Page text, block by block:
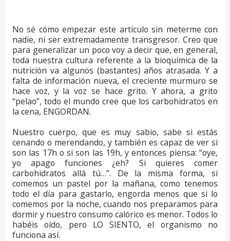
No sé cómo empezar este artículo sin meterme con
nadie, ni ser extremadamente transgresor. Creo que
para generalizar un poco voy a decir que, en general,
toda nuestra cultura referente a la bioquímica de la
nutrición va algunos (bastantes) años atrasada. Y a
falta de información nueva, el creciente murmuro se
hace voz, y la voz se hace grito. Y ahora, a grito
“pelao”, todo el mundo cree que los carbohidratos en
la cena, ENGORDAN.
Nuestro cuerpo, que es muy sabio, sabe si estás
cenando o merendando, y también es capaz de ver si
son las 17h o si son las 19h, y entonces piensa: “oye,
yo apago funciones ¿eh? Si quieres comer
carbohidratos allá tú…”. De la misma forma, si
comemos un pastel por la mañana, como tenemos
todo el día para gastarlo, engorda menos que si lo
comemos por la noche, cuando nos preparamos para
dormir y nuestro consumo calórico es menor. Todos lo
habéis oído, pero LO SIENTO, el organismo no
funciona así.